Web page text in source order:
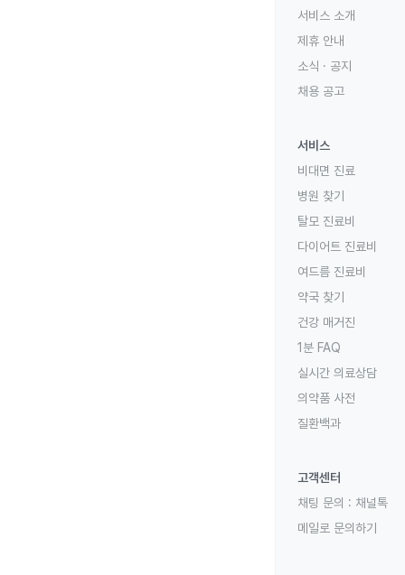
서비스 소개
제휴 안내
소식 · 공지
채용 공고
서비스
비대면 진료
병원 찾기
탈모 진료비
다이어트 진료비
여드름 진료비
약국 찾기
건강 매거진
1분 FAQ
실시간 의료상담
의약품 사전
질환백과
고객센터
채팅 문의 : 채널톡
메일로 문의하기